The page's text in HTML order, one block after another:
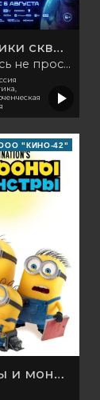
Смешарики сквозь вселенные
«Дети здесь не просто так»
"КИНО-42"
Миньоны и монстры (2026)